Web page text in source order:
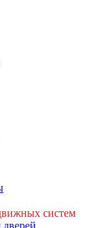
систем